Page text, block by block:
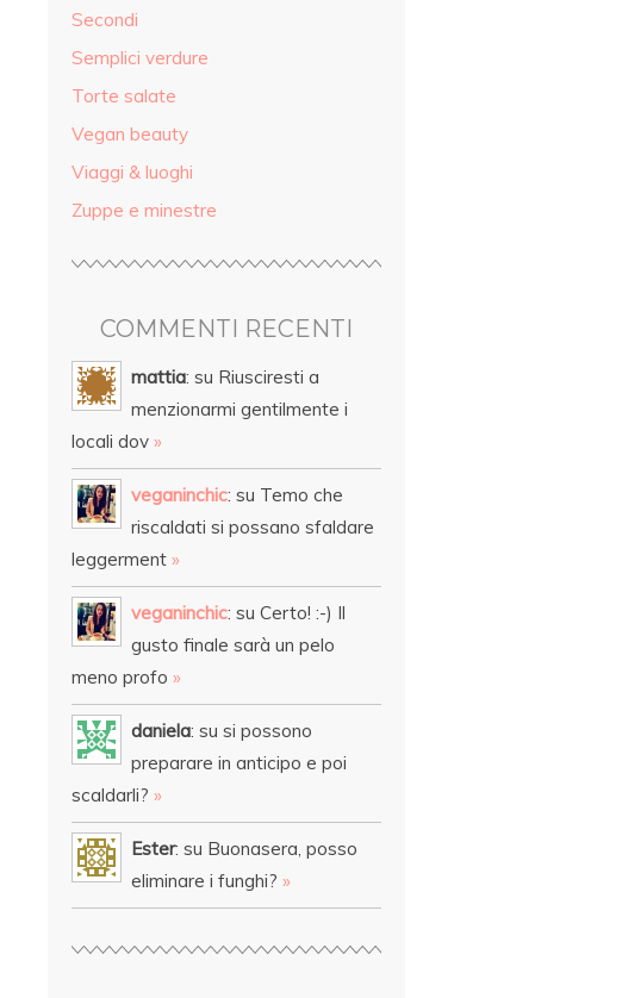
Secondi
Semplici verdure
Torte salate
Vegan beauty
Viaggi & luoghi
Zuppe e minestre
COMMENTI RECENTI
mattia: su Riusciresti a
menzionarmi gentilmente i
locali dov »
veganinchic: su Temo che
riscaldati si possano sfaldare
leggerment »
veganinchic: su Certo! :-) Il
gusto finale sarà un pelo
meno profo »
daniela: su si possono
preparare in anticipo e poi
scaldarli? »
Ester: su Buonasera, posso
eliminare i funghi? »